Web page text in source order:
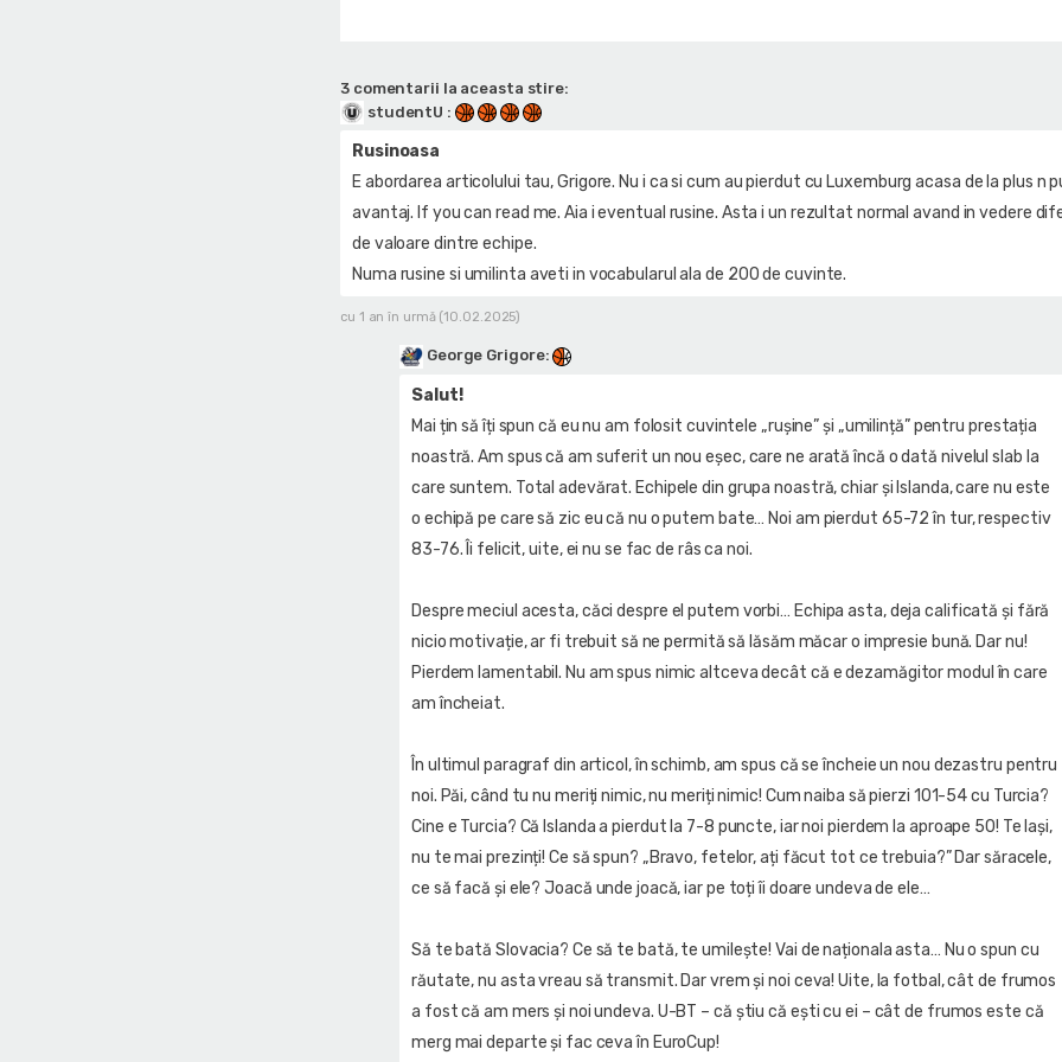
3 comentarii la aceasta stire:
studentU :
Rusinoasa
E abordarea articolului tau, Grigore. Nu i ca si cum au pierdut cu Luxemburg acasa de la plus n
avantaj. If you can read me. Aia i eventual rusine. Asta i un rezultat normal avand in vedere
de valoare dintre echipe.
Numa rusine si umilinta aveti in vocabularul ala de 200 de cuvinte.
cu 1 an în urmă (10.02.2025)
George Grigore:
Salut!
Mai țin să îți spun că eu nu am folosit cuvintele „rușine” și „umilință” pentru prestația
noastră. Am spus că am suferit un nou eșec, care ne arată încă o dată nivelul slab la
care suntem. Total adevărat. Echipele din grupa noastră, chiar și Islanda, care nu este
o echipă pe care să zic eu că nu o putem bate… Noi am pierdut 65-72 în tur, respectiv
83-76. Îi felicit, uite, ei nu se fac de râs ca noi.
Despre meciul acesta, căci despre el putem vorbi… Echipa asta, deja calificată și fără
nicio motivație, ar fi trebuit să ne permită să lăsăm măcar o impresie bună. Dar nu!
Pierdem lamentabil. Nu am spus nimic altceva decât că e dezamăgitor modul în care
am încheiat.
În ultimul paragraf din articol, în schimb, am spus că se încheie un nou dezastru pentru
noi. Păi, când tu nu meriți nimic, nu meriți nimic! Cum naiba să pierzi 101-54 cu Turcia?
Cine e Turcia? Că Islanda a pierdut la 7-8 puncte, iar noi pierdem la aproape 50! Te lași,
nu te mai prezinți! Ce să spun? „Bravo, fetelor, ați făcut tot ce trebuia?” Dar săracele,
ce să facă și ele? Joacă unde joacă, iar pe toți îi doare undeva de ele…
Să te bată Slovacia? Ce să te bată, te umilește! Vai de naționala asta… Nu o spun cu
răutate, nu asta vreau să transmit. Dar vrem și noi ceva! Uite, la fotbal, cât de frumos
a fost că am mers și noi undeva. U-BT – că știu că ești cu ei – cât de frumos este că
merg mai departe și fac ceva în EuroCup!